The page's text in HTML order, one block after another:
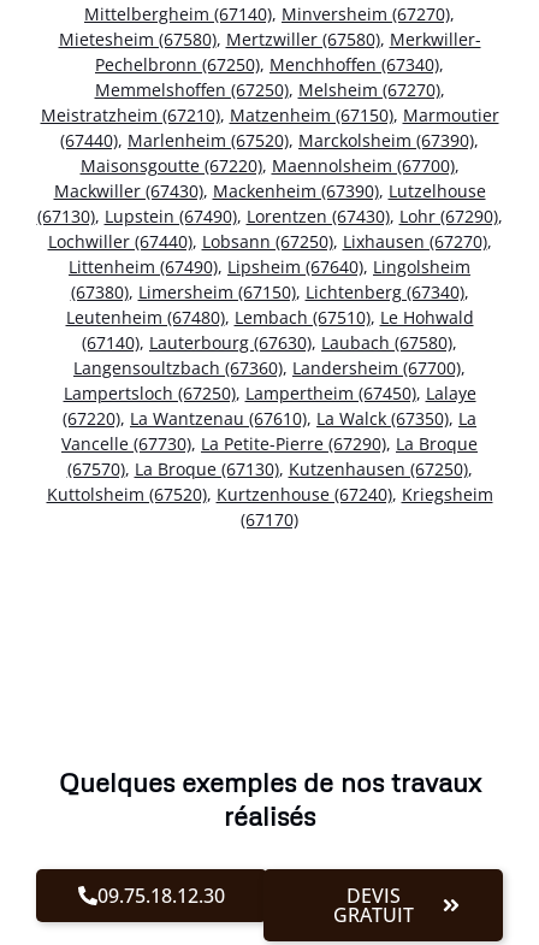
Mittelbergheim (67140), Minversheim (67270),
Mietesheim (67580), Mertzwiller (67580), Merkwiller-
Pechelbronn (67250), Menchhoffen (67340),
Memmelshoffen (67250), Melsheim (67270),
Meistratzheim (67210), Matzenheim (67150), Marmoutier
(67440), Marlenheim (67520), Marckolsheim (67390),
Maisonsgoutte (67220), Maennolsheim (67700),
Mackwiller (67430), Mackenheim (67390), Lutzelhouse
(67130), Lupstein (67490), Lorentzen (67430), Lohr (67290),
Lochwiller (67440), Lobsann (67250), Lixhausen (67270),
Littenheim (67490), Lipsheim (67640), Lingolsheim
(67380), Limersheim (67150), Lichtenberg (67340),
Leutenheim (67480), Lembach (67510), Le Hohwald
(67140), Lauterbourg (67630), Laubach (67580),
Langensoultzbach (67360), Landersheim (67700),
Lampertsloch (67250), Lampertheim (67450), Lalaye
(67220), La Wantzenau (67610), La Walck (67350), La
Vancelle (67730), La Petite-Pierre (67290), La Broque
(67570), La Broque (67130), Kutzenhausen (67250),
Kuttolsheim (67520), Kurtzenhouse (67240), Kriegsheim
(67170)
Quelques exemples de nos travaux
réalisés
09.75.18.12.30 DEVIS
GRATUIT